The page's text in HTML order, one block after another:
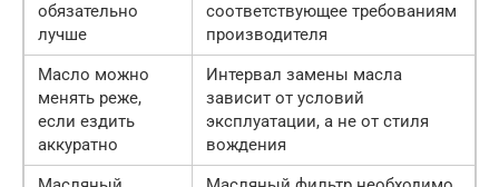
обязательно
лучше
соответствующее требованиям
производителя
Масло можно
менять реже,
если ездить
аккуратно
Интервал замены масла
зависит от условий
эксплуатации, а не от стиля
вождения